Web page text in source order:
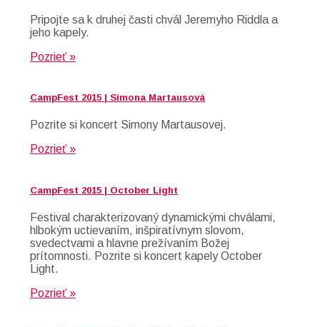
Pripojte sa k druhej časti chvál Jeremyho Riddla a
jeho kapely.
Pozrieť »
CampFest 2015 | Simona Martausová
Pozrite si koncert Simony Martausovej.
Pozrieť »
CampFest 2015 | October Light
Festival charakterizovaný dynamickými chválami,
hlbokým uctievaním, inšpiratívnym slovom,
svedectvami a hlavne prežívaním Božej
prítomnosti. Pozrite si koncert kapely October
Light.
Pozrieť »